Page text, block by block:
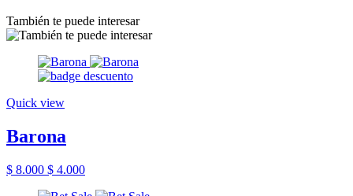
También te puede interesar
Quick view
Barona
$ 8.000 $ 4.000